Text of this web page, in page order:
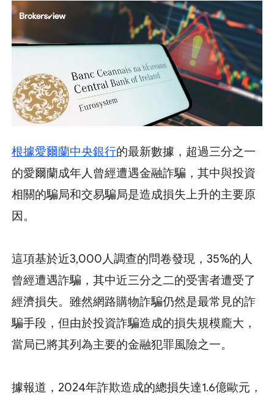
根據愛爾蘭中央銀行的最新數據，超過三分之一
的愛爾蘭成年人曾經遭遇金融詐騙，其中與投資
相關的騙局和交易騙局是造成損失上升的主要原
因。
這項基於近3,000人調查的問卷發現，35%的人
曾經遭遇詐騙，其中近三分之二的受害者遭受了
經濟損失。雖然網路購物詐騙仍然是最常見的詐
騙手段，但由於投資詐騙造成的損失規模龐大，
當局已將其列為主要的金融犯罪風險之一。
據報道，2024年詐欺造成的總損失達1.6億歐元，